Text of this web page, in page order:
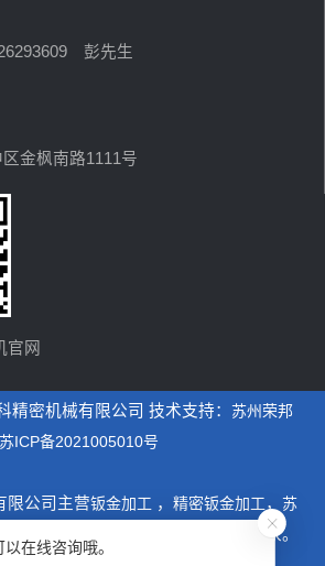
彭先生
金枫南路1111号
官网
精密机械有限公司 技术支持： 苏州荣邦
苏ICP备2021005010号
限公司主营钣金加工 ， 精密钣金加工， 苏
专业从事设计制造钣金加工为主的厂家。
在线咨询哦。